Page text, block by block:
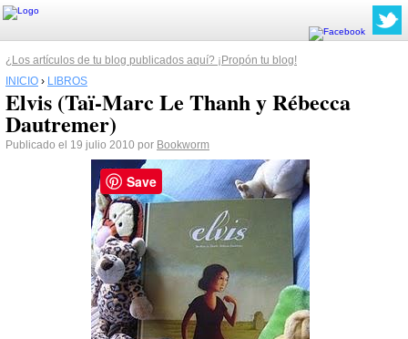
¿Los artículos de tu blog publicados aquí? ¡Propón tu blog!
INICIO › LIBROS
Elvis (Taï-Marc Le Thanh y Rébecca
Dautremer)
Publicado el 19 julio 2010 por Bookworm
Save